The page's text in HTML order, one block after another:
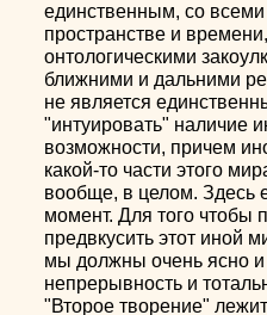
единственным, со
пространстве и
онтологическими
ближними и дальними
не является
"интуировать" наличие
возможности, причем
какой-то части этого
вообще, в целом. Здесь
момент. Для того чтобы
предвкусить этот иной
мы должны очень ясно и
непрерывность и
"Второе творение"